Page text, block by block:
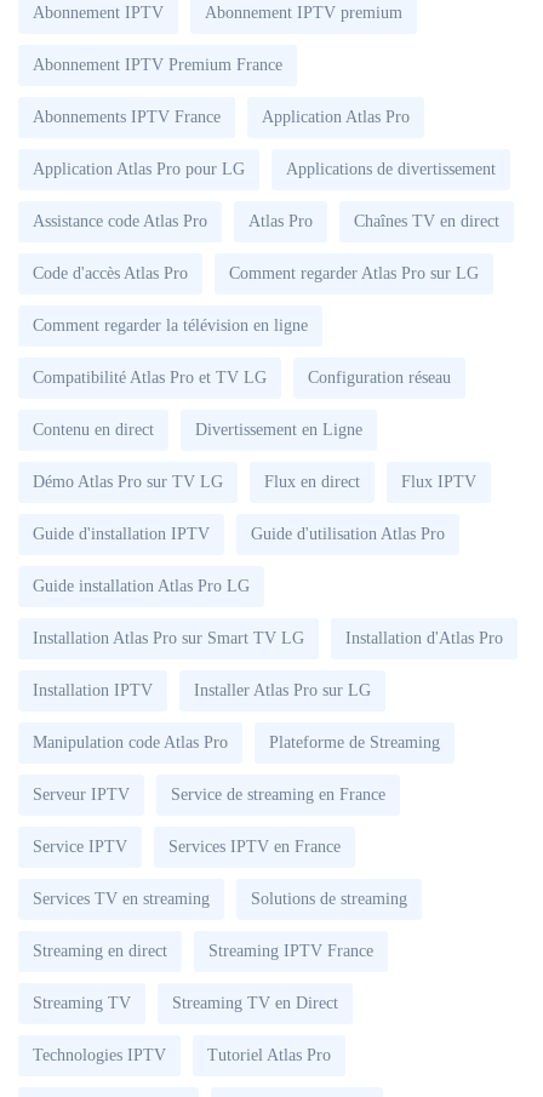
Abonnement IPTV Abonnement IPTV premium
Abonnement IPTV Premium France
Abonnements IPTV France Application Atlas Pro
Application Atlas Pro pour LG Applications de divertissement
Assistance code Atlas Pro Atlas Pro Chaînes TV en direct
Code d'accès Atlas Pro Comment regarder Atlas Pro sur LG
Comment regarder la télévision en ligne
Compatibilité Atlas Pro et TV LG Configuration réseau
Contenu en direct Divertissement en Ligne
Démo Atlas Pro sur TV LG Flux en direct Flux IPTV
Guide d'installation IPTV Guide d'utilisation Atlas Pro
Guide installation Atlas Pro LG
Installation Atlas Pro sur Smart TV LG Installation d'Atlas Pro
Installation IPTV Installer Atlas Pro sur LG
Manipulation code Atlas Pro Plateforme de Streaming
Serveur IPTV Service de streaming en France
Service IPTV Services IPTV en France
Services TV en streaming Solutions de streaming
Streaming en direct Streaming IPTV France
Streaming TV Streaming TV en Direct
Technologies IPTV Tutoriel Atlas Pro